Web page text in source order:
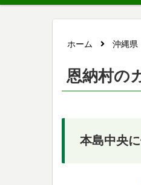
ホーム 沖縄県
恩納村の
本島中央